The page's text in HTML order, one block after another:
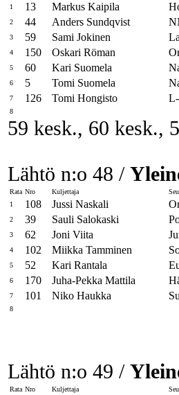
1
13 Markus Kaipila
2 44 Anders Sundqvist
3 59 Sami Jokinen
4 150 Oskari Röman
5 60 Kari Suomela
6 5 Tomi Suomela
7 126 Tomi Hongisto
8
59 kesk., 60 kesk.,
Lähtö n:o 48 /
Rata Nro Kuljettaja
1
108 Jussi Naskali
2 39 Sauli Salokaski
3 62 Joni Viita
4 102 Miikka Tamminen
5 52 Kari Rantala
6 170 Juha-Pekka Mattila
7 101 Niko Haukka
8
Lähtö n:o 49 /
Rata Nro Kuljettaja